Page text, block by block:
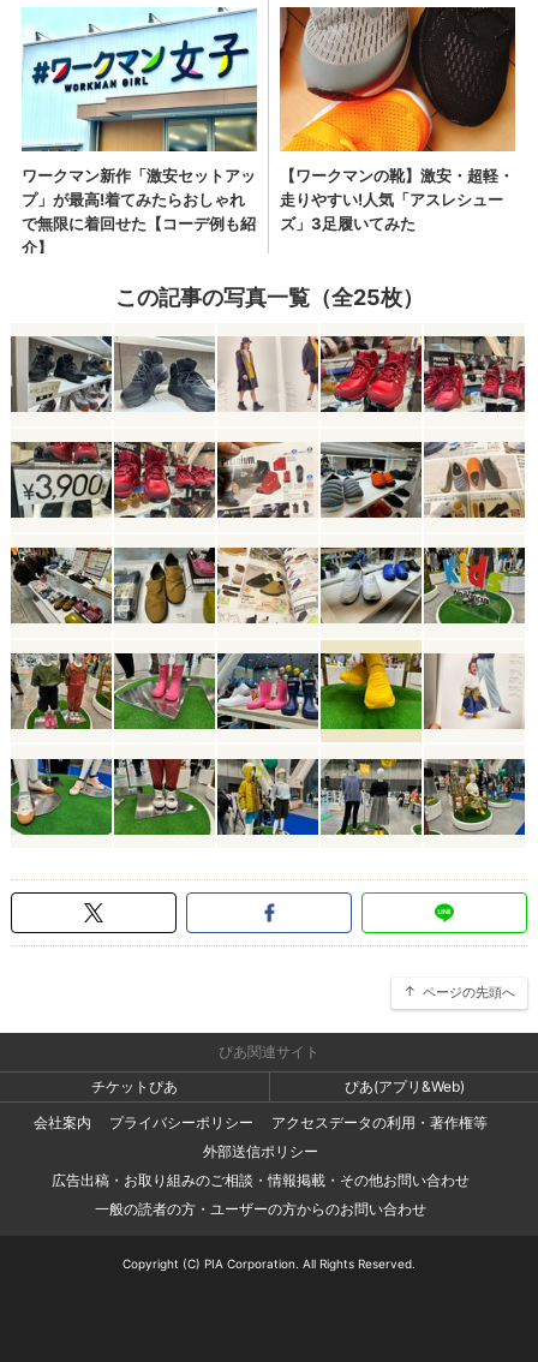
この記事の写真一覧（全25枚）
ページの先頭へ
ぴあ関連サイト
チケットぴあ
ぴあ(アプリ&Web)
会社案内
プライバシーポリシー
アクセスデータの利用・著作権等
外部送信ポリシー
広告出稿・お取り組みのご相談・情報掲載・その他お問い合わせ
一般の読者の方・ユーザーの方からのお問い合わせ
Copyright (C) PIA Corporation. All Rights Reserved.